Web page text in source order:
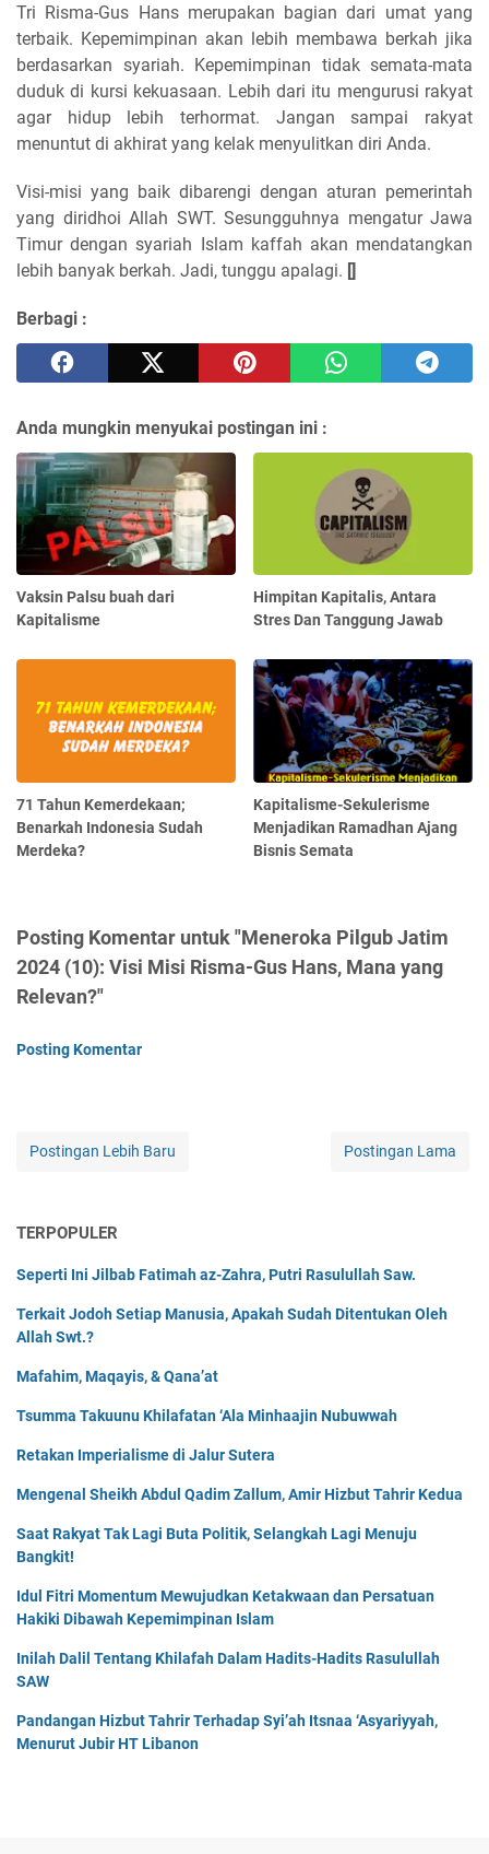
Tri Risma-Gus Hans merupakan bagian dari umat yang
terbaik. Kepemimpinan akan lebih membawa berkah jika
berdasarkan syariah. Kepemimpinan tidak semata-mata
duduk di kursi kekuasaan. Lebih dari itu mengurusi rakyat
agar hidup lebih terhormat. Jangan sampai rakyat
menuntut di akhirat yang kelak menyulitkan diri Anda.
Visi-misi yang baik dibarengi dengan aturan pemerintah
yang diridhoi Allah SWT. Sesungguhnya mengatur Jawa
Timur dengan syariah Islam kaffah akan mendatangkan
lebih banyak berkah. Jadi, tunggu apalagi. []
Berbagi :
Anda mungkin menyukai postingan ini :
Vaksin Palsu buah dari
Kapitalisme
Himpitan Kapitalis, Antara
Stres Dan Tanggung Jawab
71 Tahun Kemerdekaan;
Benarkah Indonesia Sudah
Merdeka?
Kapitalisme-Sekulerisme
Menjadikan Ramadhan Ajang
Bisnis Semata
Posting Komentar untuk "Meneroka Pilgub Jatim
2024 (10): Visi Misi Risma-Gus Hans, Mana yang
Relevan?"
Posting Komentar
Postingan Lebih Baru Postingan Lama
TERPOPULER
Seperti Ini Jilbab Fatimah az-Zahra, Putri Rasulullah Saw.
Terkait Jodoh Setiap Manusia, Apakah Sudah Ditentukan Oleh
Allah Swt.?
Mafahim, Maqayis, & Qana’at
Tsumma Takuunu Khilafatan ‘Ala Minhaajin Nubuwwah
Retakan Imperialisme di Jalur Sutera
Mengenal Sheikh Abdul Qadim Zallum, Amir Hizbut Tahrir Kedua
Saat Rakyat Tak Lagi Buta Politik, Selangkah Lagi Menuju
Bangkit!
Idul Fitri Momentum Mewujudkan Ketakwaan dan Persatuan
Hakiki Dibawah Kepemimpinan Islam
Inilah Dalil Tentang Khilafah Dalam Hadits-Hadits Rasulullah
SAW
Pandangan Hizbut Tahrir Terhadap Syi’ah Itsnaa ‘Asyariyyah,
Menurut Jubir HT Libanon